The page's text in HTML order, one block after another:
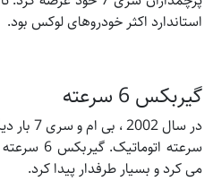
استاندارد اکثر خودروهای لوکس بود.
گیربکس 6 سرعته
می کرد و بسیار طرفدار پیدا کرد.